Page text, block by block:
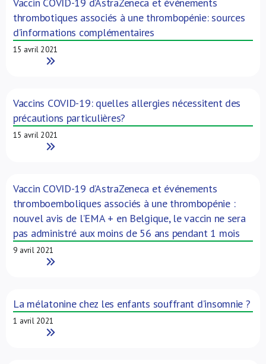
thrombotiques associés à une thrombopénie: sources
d’informations complémentaires
15 avril 2021
Read More
Vaccins COVID-19: quelles allergies nécessitent des
précautions particulières?
15 avril 2021
Read More
Vaccin COVID-19 d’AstraZeneca et événements
thromboemboliques associés à une thrombopénie :
nouvel avis de l’EMA + en Belgique, le vaccin ne sera
pas administré aux moins de 56 ans pendant 1 mois
9 avril 2021
Read More
La mélatonine chez les enfants souffrant d’insomnie ?
1 avril 2021
Read More